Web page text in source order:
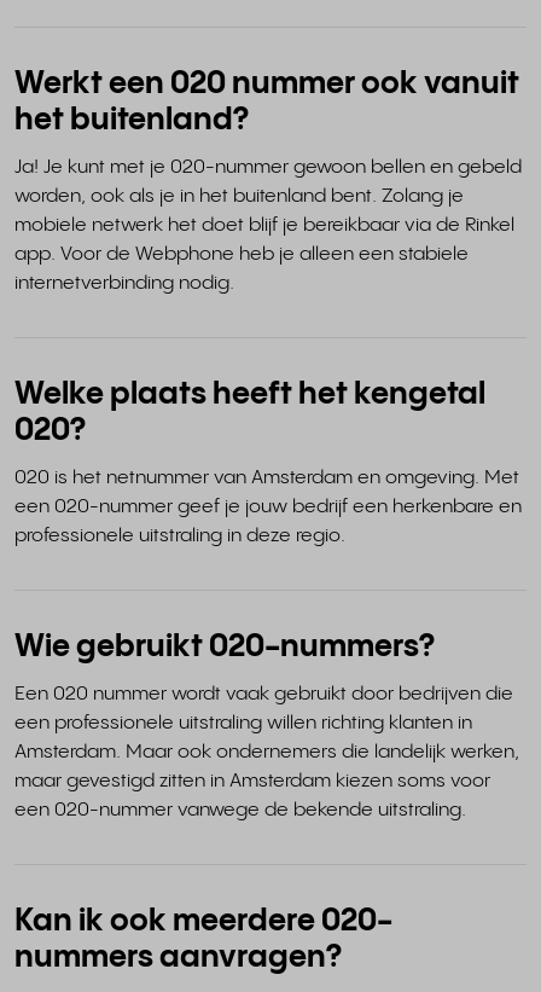
Werkt een 020 nummer ook vanuit
het buitenland?
Ja! Je kunt met je 020-nummer gewoon bellen en gebeld
worden, ook als je in het buitenland bent. Zolang je
mobiele netwerk het doet blijf je bereikbaar via de Rinkel
app. Voor de Webphone heb je alleen een stabiele
internetverbinding nodig.
Welke plaats heeft het kengetal
020?
020 is het netnummer van Amsterdam en omgeving. Met
een 020-nummer geef je jouw bedrijf een herkenbare en
professionele uitstraling in deze regio.
Wie gebruikt 020-nummers?
Een 020 nummer wordt vaak gebruikt door bedrijven die
een professionele uitstraling willen richting klanten in
Amsterdam. Maar ook ondernemers die landelijk werken,
maar gevestigd zitten in Amsterdam kiezen soms voor
een 020-nummer vanwege de bekende uitstraling.
Kan ik ook meerdere 020-
nummers aanvragen?